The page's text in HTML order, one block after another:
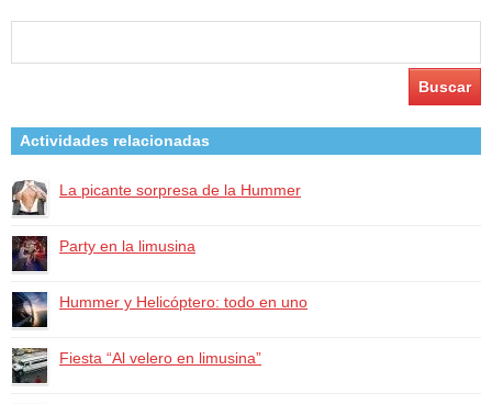
Actividades relacionadas
La picante sorpresa de la Hummer
Party en la limusina
Hummer y Helicóptero: todo en uno
Fiesta “Al velero en limusina”